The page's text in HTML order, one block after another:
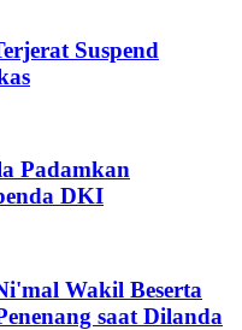
Suspend
Padamkan
DKI
Wakil Beserta
saat Dilanda